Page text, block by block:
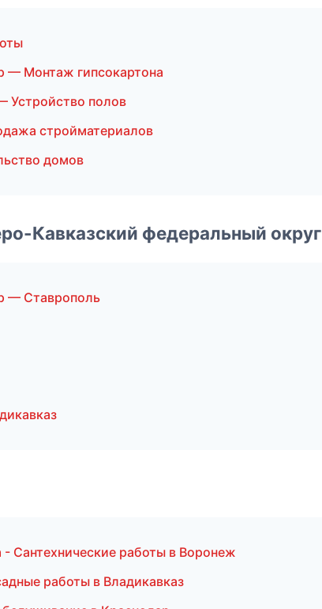
— Монтаж гипсокартона
Устройство полов
стройматериалов
домов
Кавказский федеральный округ
— Ставрополь
Сантехнические работы в Воронеж
работы в Владикавказ